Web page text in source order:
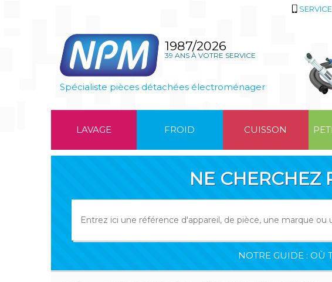
1987/2026
39 ANS À VOTRE SERVICE
Spécialiste pièces détachées électroménager
LAVAGE FROID CUISSON
NE CHERCHEZ
NOTRE GUIDE : OÙ